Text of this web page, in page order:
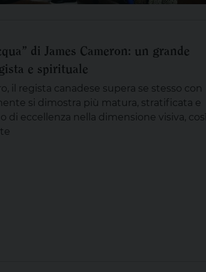
di James Cameron: un grande
e spirituale
il regista canadese supera se stesso con
si dimostra più matura, stratificata e
di eccellenza nella dimensione visiva, così